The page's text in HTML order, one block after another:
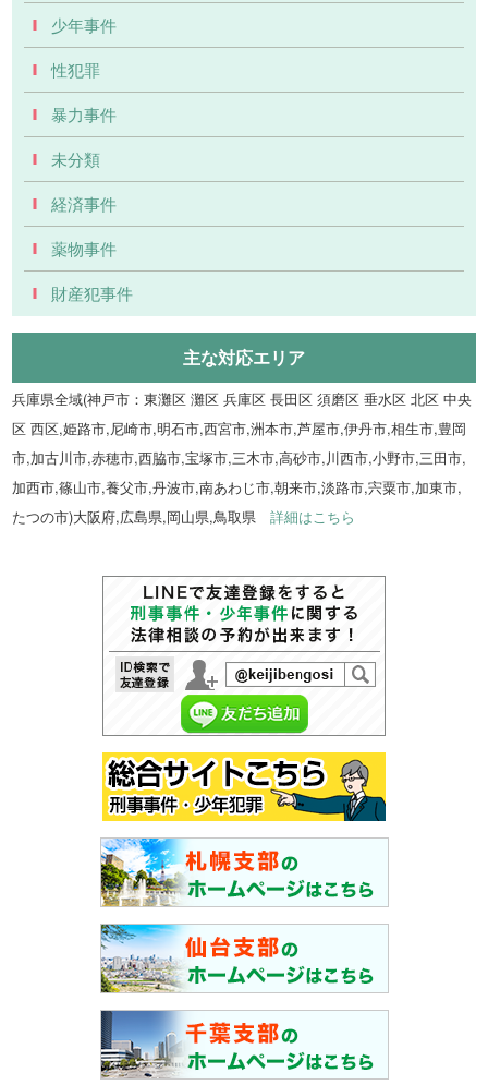
少年事件
性犯罪
暴力事件
未分類
経済事件
薬物事件
財産犯事件
主な対応エリア
兵庫県全域(神戸市：東灘区 灘区 兵庫区 長田区 須磨区 垂水区 北区 中央
区 西区,姫路市,尼崎市,明石市,西宮市,洲本市,芦屋市,伊丹市,相生市,豊岡
市,加古川市,赤穂市,西脇市,宝塚市,三木市,高砂市,川西市,小野市,三田市,
加西市,篠山市,養父市,丹波市,南あわじ市,朝来市,淡路市,宍粟市,加東市,
たつの市)大阪府,広島県,岡山県,鳥取県詳細はこちら